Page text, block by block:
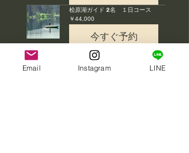
桧原湖ガイド 2名 １日コース
44,000
円
￥44,000
今すぐ予約
桧原湖ガイド 3名 1日コース
Email Instagram LINE